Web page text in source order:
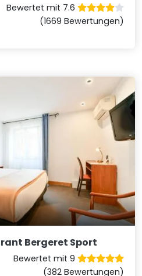
Bewertet mit 7.6
(1669 Bewertungen)
Bergeret Sport
Bewertet mit 9
(382 Bewertungen)